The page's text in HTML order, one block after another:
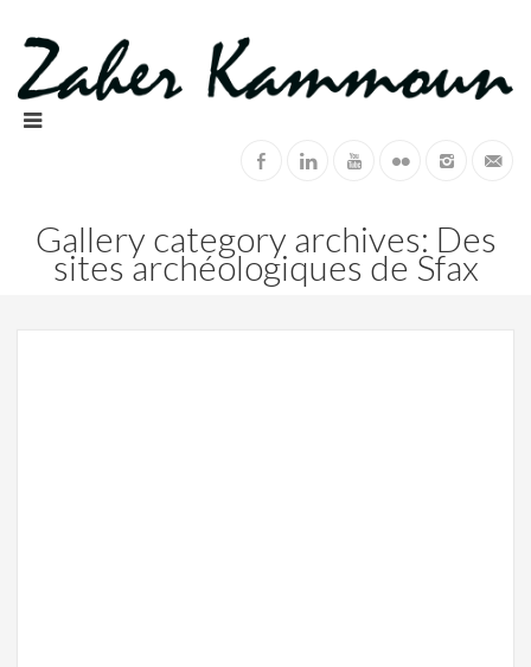
Gallery category archives: Des
sites archéologiques de Sfax